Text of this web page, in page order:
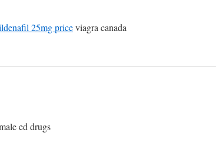
25mg priceviagra canada
ed drugs